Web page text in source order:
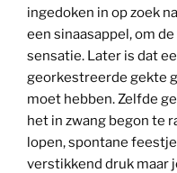
ingedoken in op zoek
een sinaasappel, om
sensatie. Later is dat
georkestreerde gekte
moet hebben. Zelfde
het in zwang begon te
lopen, spontane
verstikkend druk maar